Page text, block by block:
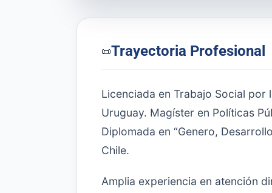
📜Trayectoria Profesional
Licenciada en Trabajo Social por
Uruguay. Magíster en Políticas
Diplomada en “Genero,
Chile.
Amplia experiencia en atención